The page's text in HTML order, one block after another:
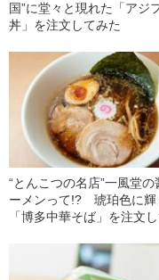
国”に堂々と現れた「アジ
丼」を注文してみた
“とんこつの名店”一風堂の
ーメンって!? 琥珀色に輝
「博多中華そば」を注文し